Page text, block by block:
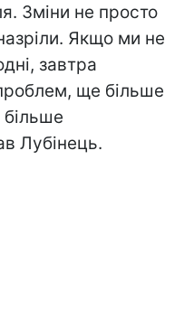
Зміни не просто
Якщо ми не
завтра
ще більше
більше
Лубінець.